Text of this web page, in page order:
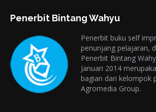
Penerbit Bintang Wahyu
Penerbit buku self
penunjang pelajaran,
Penerbit Bintang
Januari 2014
bagian dari kelompok
Agromedia Group.